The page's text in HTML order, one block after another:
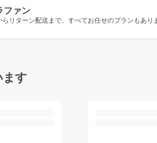
ファン
リターン配送まで、すべてお任せのプランもあり
す